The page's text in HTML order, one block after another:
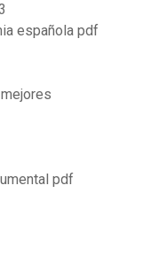
española pdf
pdf